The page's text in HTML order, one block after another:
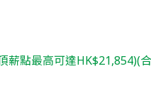
薪點最高可達HK$21,854)(